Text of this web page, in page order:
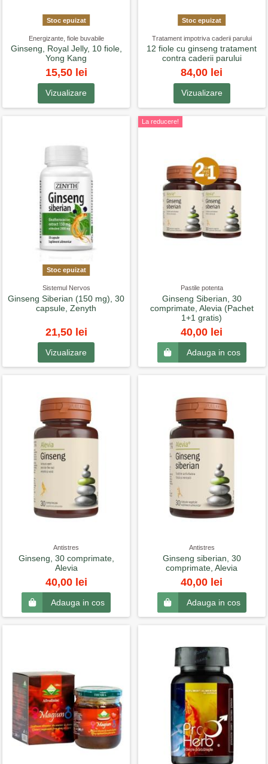
Stoc epuizat
Energizante, fiole buvabile
Ginseng, Royal Jelly, 10 fiole,
Yong Kang
15,50 lei
Vizualizare
Stoc epuizat
Tratament impotriva caderii parului
12 fiole cu ginseng tratament
contra caderii parului
84,00 lei
Vizualizare
Stoc epuizat
Sistemul Nervos
Ginseng Siberian (150 mg), 30
capsule, Zenyth
21,50 lei
Vizualizare
La reducere!
Pastile potenta
Ginseng Siberian, 30
comprimate, Alevia (Pachet
1+1 gratis)
40,00 lei
Adauga in cos
Antistres
Ginseng, 30 comprimate,
Alevia
40,00 lei
Adauga in cos
Antistres
Ginseng siberian, 30
comprimate, Alevia
40,00 lei
Adauga in cos